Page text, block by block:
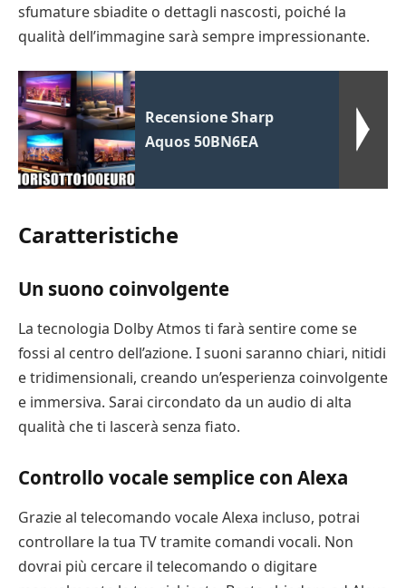
sfumature sbiadite o dettagli nascosti, poiché la
qualità dell’immagine sarà sempre impressionante.
Recensione Sharp
Aquos 50BN6EA
Caratteristiche
Un suono coinvolgente
La tecnologia Dolby Atmos ti farà sentire come se
fossi al centro dell’azione. I suoni saranno chiari, nitidi
e tridimensionali, creando un’esperienza coinvolgente
e immersiva. Sarai circondato da un audio di alta
qualità che ti lascerà senza fiato.
Controllo vocale semplice con Alexa
Grazie al telecomando vocale Alexa incluso, potrai
controllare la tua TV tramite comandi vocali. Non
dovrai più cercare il telecomando o digitare